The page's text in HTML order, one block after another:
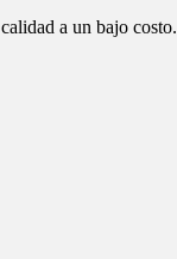
a un bajo costo.